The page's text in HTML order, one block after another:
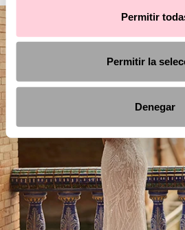
Permitir
Permitir la
Denegar